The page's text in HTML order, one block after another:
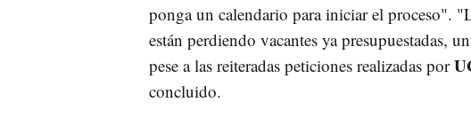
ponga un calendario para iniciar el proceso".
están perdiendo vacantes ya presupuestadas,
pese a las reiteradas peticiones realizadas por
concluido.